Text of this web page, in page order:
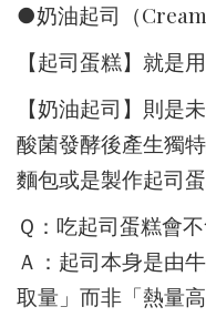
●奶油起司（Cream
【起司蛋糕】就是
【奶油起司】則是
酸菌發酵後產生獨
麵包或是製作起司蛋
Ｑ：吃起司蛋糕會
Ａ：起司本身是由
取量」而非「熱量高